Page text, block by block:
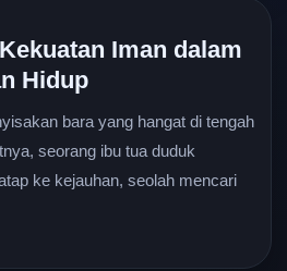
Iman dalam
Hidup
bara yang hangat di tengah
seorang ibu tua duduk
ke kejauhan, seolah mencari